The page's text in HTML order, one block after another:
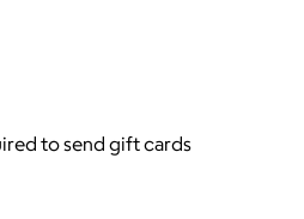
to send gift cards